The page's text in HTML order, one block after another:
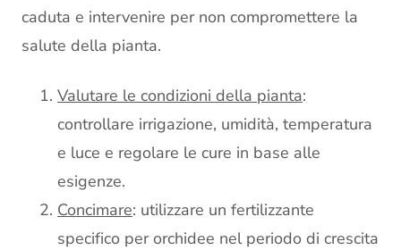
caduta e intervenire per non compromettere la
salute della pianta.
Valutare le condizioni della pianta:
controllare irrigazione, umidità, temperatura
e luce e regolare le cure in base alle
esigenze.
Concimare: utilizzare un fertilizzante
specifico per orchidee nel periodo di crescita